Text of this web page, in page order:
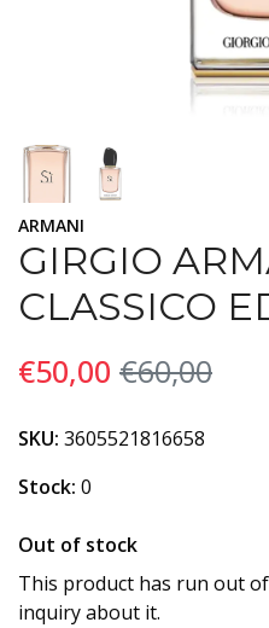
ARMANI
GIRGIO
CLASSICO
€50,00 €60,00
SKU: 3605521816658
Stock: 0
Out of stock
This product has run out
inquiry about it.